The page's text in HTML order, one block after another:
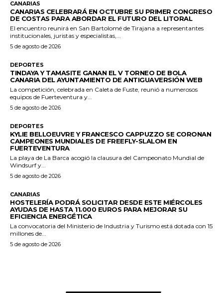
CANARIAS
CANARIAS CELEBRARÁ EN OCTUBRE SU PRIMER CONGRESO
DE COSTAS PARA ABORDAR EL FUTURO DEL LITORAL
El encuentro reunirá en San Bartolomé de Tirajana a representantes
institucionales, juristas y especialistas,...
5 de agosto de 2026
DEPORTES
TINDAYA Y TAMASITE GANAN EL V TORNEO DE BOLA
CANARIA DEL AYUNTAMIENTO DE ANTIGUAVERSIÓN WEB
La competición, celebrada en Caleta de Fuste, reunió a numerosos
equipos de Fuerteventura y...
5 de agosto de 2026
DEPORTES
KYLIE BELLOEUVRE Y FRANCESCO CAPPUZZO SE CORONAN
CAMPEONES MUNDIALES DE FREEFLY-SLALOM EN
FUERTEVENTURA
La playa de La Barca acogió la clausura del Campeonato Mundial de
Windsurf y...
5 de agosto de 2026
CANARIAS
HOSTELERÍA PODRÁ SOLICITAR DESDE ESTE MIÉRCOLES
AYUDAS DE HASTA 11.000 EUROS PARA MEJORAR SU
EFICIENCIA ENERGÉTICA
La convocatoria del Ministerio de Industria y Turismo está dotada con 15
millones de...
5 de agosto de 2026